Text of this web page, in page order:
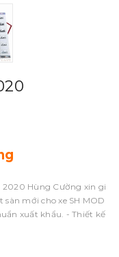
2020 Hùng Cường xin gi
mới cho xe SH MOD
xuất khẩu. - Thiết kế